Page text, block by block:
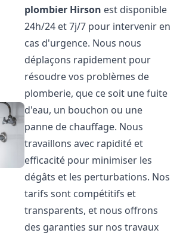
plombier Hirson est disponible
24h/24 et 7j/7 pour intervenir en
cas d'urgence. Nous nous
déplaçons rapidement pour
résoudre vos problèmes de
plomberie, que ce soit une fuite
d'eau, un bouchon ou une
panne de chauffage. Nous
travaillons avec rapidité et
efficacité pour minimiser les
dégâts et les perturbations. Nos
tarifs sont compétitifs et
transparents, et nous offrons
des garanties sur nos travaux